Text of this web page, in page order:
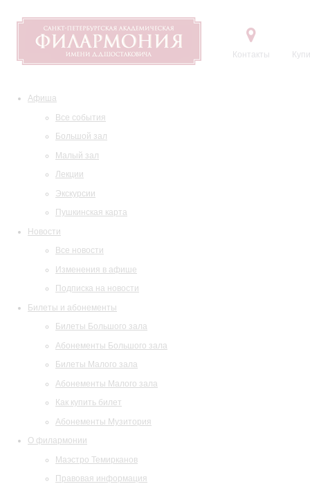
Контакты
Афиша
Все события
Большой зал
Малый зал
Лекции
Экскурсии
Пушкинская карта
Новости
Все новости
Изменения в афише
Подписка на новости
Билеты и абонементы
Билеты Большого зала
Абонементы Большого зала
Билеты Малого зала
Абонементы Малого зала
Как купить билет
Абонементы Музитория
О филармонии
Маэстро Темирканов
Правовая информация